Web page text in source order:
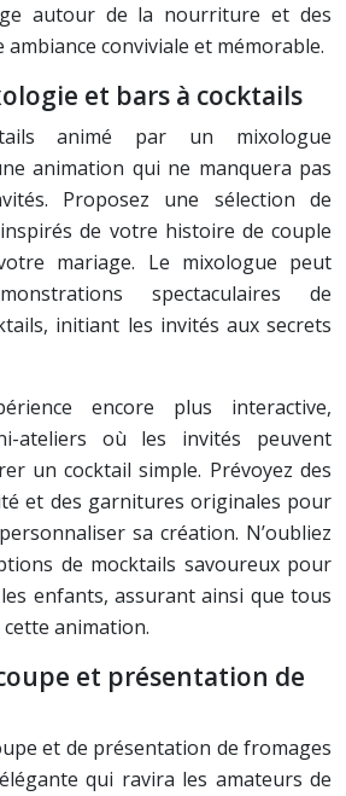
autour de la nourriture et des
conviviale et mémorable.
et bars à cocktails
animé par un mixologue
animation qui ne manquera pas
Proposez une sélection de
de votre histoire de couple
mariage. Le mixologue peut
spectaculaires de
initiant les invités aux secrets
encore plus interactive,
ateliers où les invités peuvent
un cocktail simple. Prévoyez des
et des garnitures originales pour
sa création. N’oubliez
de mocktails savoureux pour
enfants, assurant ainsi que tous
animation.
et présentation de
et de présentation de fromages
qui ravira les amateurs de